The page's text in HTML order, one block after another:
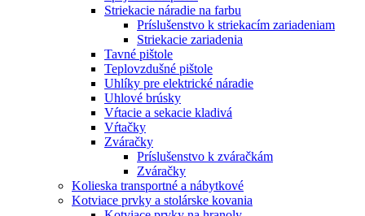
Striekacie náradie na farbu
Príslušenstvo k striekacím zariadeniam
Striekacie zariadenia
Tavné pištole
Teplovzdušné pištole
Uhlíky pre elektrické náradie
Uhlové brúsky
Vŕtacie a sekacie kladivá
Vŕtačky
Zváračky
Príslušenstvo k zváračkám
Zváračky
Kolieska transportné a nábytkové
Kotviace prvky a stolárske kovania